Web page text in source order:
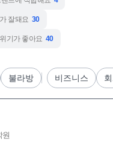
가 없습니다.
선수와 연예인 인터
에 도움이 되는 딕테
현을 익힐 수 있습니
금씩 추가하다보니
니까 이전에 배운 표
니다. 그리고 수업 때
일부터 정중한 비
잘돼요 30
기가 좋아요 40
불라방 비즈니스
원